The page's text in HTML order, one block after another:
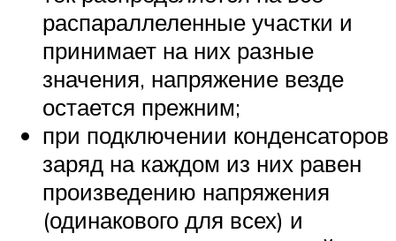
распараллеленные участки и
принимает на них разные
значения, напряжение везде
остается прежним;
при подключении конденсаторов
заряд на каждом из них равен
произведению напряжения
(одинакового для всех) и